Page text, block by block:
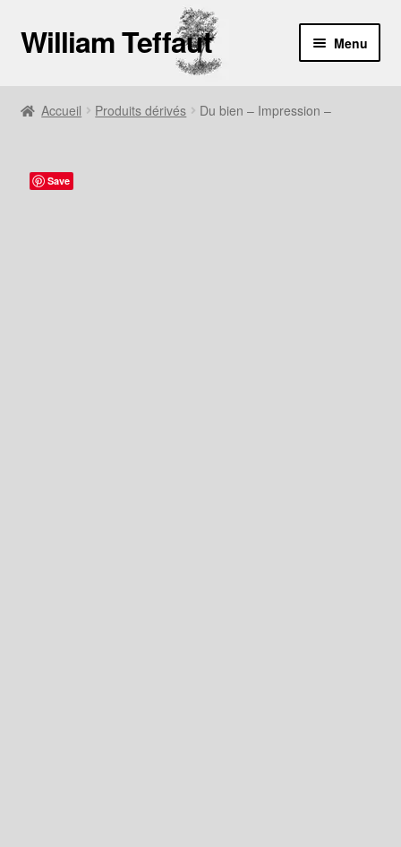
Aller
à
navigation
Aller
au
William Teffaut Menu
Contact
Accueil Produits dérivés Du bien – Impression –
Save